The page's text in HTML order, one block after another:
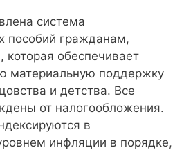
система
пособий гражданам,
обеспечивает
материальную поддержку
и детства. Все
от налогообложения.
в
инфляции в порядке,